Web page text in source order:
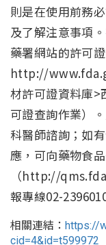
則是在使用前務
及了解注意事項
藥署網站的許可
http://
材許可證資料庫>
可證查詢作業）
科醫師諮詢；如
應，可向藥物食
（http://
報專線02-
相關連結： https://
cid=4&id=t599972